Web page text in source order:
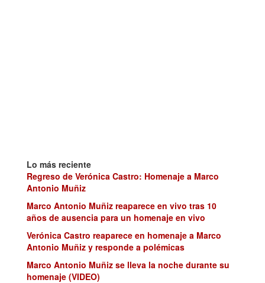
Lo más reciente
Regreso de Verónica Castro: Homenaje a Marco
Antonio Muñiz
Marco Antonio Muñiz reaparece en vivo tras 10
años de ausencia para un homenaje en vivo
Verónica Castro reaparece en homenaje a Marco
Antonio Muñiz y responde a polémicas
Marco Antonio Muñiz se lleva la noche durante su
homenaje (VIDEO)